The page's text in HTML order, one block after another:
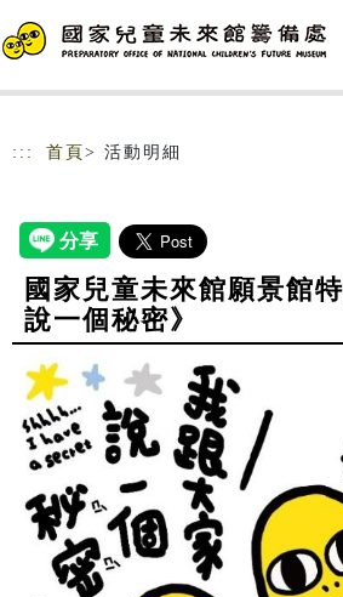
::: 首頁 > 活動明細
國家兒童未來館願景館
說一個秘密》